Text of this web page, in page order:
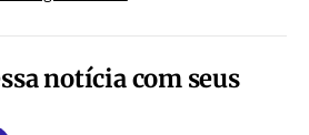
notícia com seus